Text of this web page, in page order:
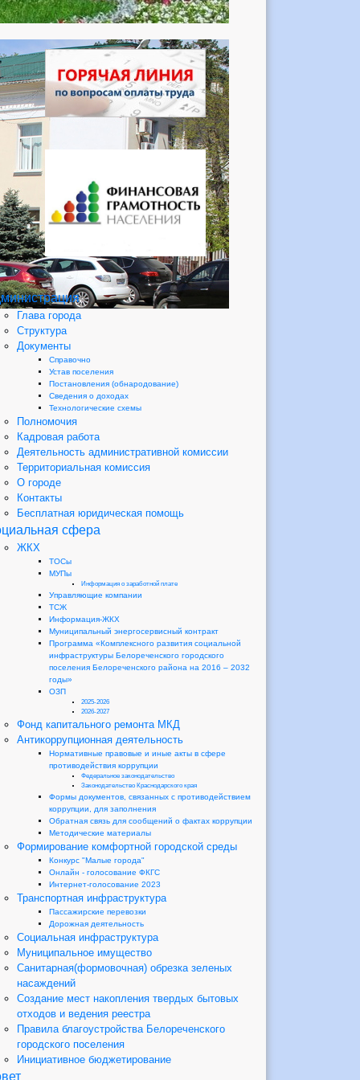
Глава города
Структура
Документы
Справочно
Устав поселения
Постановления (обнародование)
Сведения о доходах
Технологические схемы
Полномочия
Кадровая работа
Деятельность административной комиссии
Территориальная комиссия
О городе
Контакты
Бесплатная юридическая помощь
сфера
ЖКХ
ТОСы
МУПы
Информация о заработной плате
Управляющие компании
ТСЖ
Информация-ЖКХ
Муниципальный энергосервисный контракт
Программа «Комплексного развития социальной
инфраструктуры Белореченского городского
поселения Белореченского района на 2016 – 2032
годы»
ОЗП
2025-2026
2026-2027
Фонд капитального ремонта МКД
Антикоррупционная деятельность
Нормативные правовые и иные акты в сфере
противодействия коррупции
Федеральное законодательство
Законодательство Краснодарского края
Формы документов, связанных с противодействием
коррупции, для заполнения
Обратная связь для сообщений о фактах коррупции
Методические материалы
Формирование комфортной городской среды
Конкурс "Малые города"
Онлайн - голосование ФКГС
Интернет-голосование 2023
Транспортная инфраструктура
Пассажирские перевозки
Дорожная деятельность
Социальная инфраструктура
Муниципальное имущество
Санитарная(формовочная) обрезка зеленых
насаждений
Создание мест накопления твердых бытовых
отходов и ведения реестра
Правила благоустройства Белореченского
городского поселения
Инициативное бюджетирование